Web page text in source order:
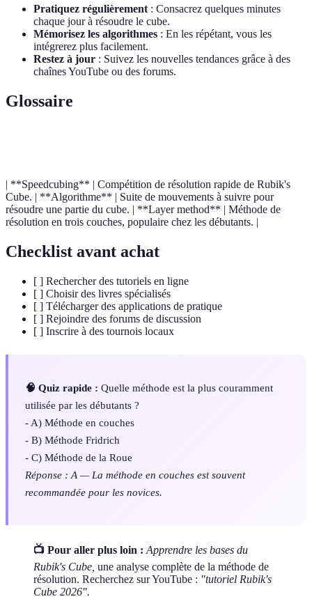
Pratiquez régulièrement : Consacrez quelques minutes
chaque jour à résoudre le cube.
Mémorisez les algorithmes : En les répétant, vous les
intégrerez plus facilement.
Restez à jour : Suivez les nouvelles tendances grâce à des
chaînes YouTube ou des forums.
Glossaire
| **Speedcubing** | Compétition de résolution rapide de Rubik's
Cube. | **Algorithme** | Suite de mouvements à suivre pour
résoudre une partie du cube. | **Layer method** | Méthode de
résolution en trois couches, populaire chez les débutants. |
Checklist avant achat
[ ] Rechercher des tutoriels en ligne
[ ] Choisir des livres spécialisés
[ ] Télécharger des applications de pratique
[ ] Rejoindre des forums de discussion
[ ] Inscrire à des tournois locaux
🧠 Quiz rapide : Quelle méthode est la plus couramment
utilisée par les débutants ?
- A) Méthode en couches
- B) Méthode Fridrich
- C) Méthode de la Roue
Réponse : A — La méthode en couches est souvent
recommandée pour les novices.
📺 Pour aller plus loin : Apprendre les bases du
Rubik's Cube, une analyse complète de la méthode de
résolution. Recherchez sur YouTube : "tutoriel Rubik's
Cube 2026".